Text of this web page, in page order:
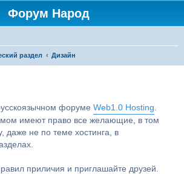
Форум Народ
раздел Дизайн
форуме Web1.0 Hosting.
имеют право все желающие, в том
даже не по теме хостинга, в
приличия и приглашайте друзей.